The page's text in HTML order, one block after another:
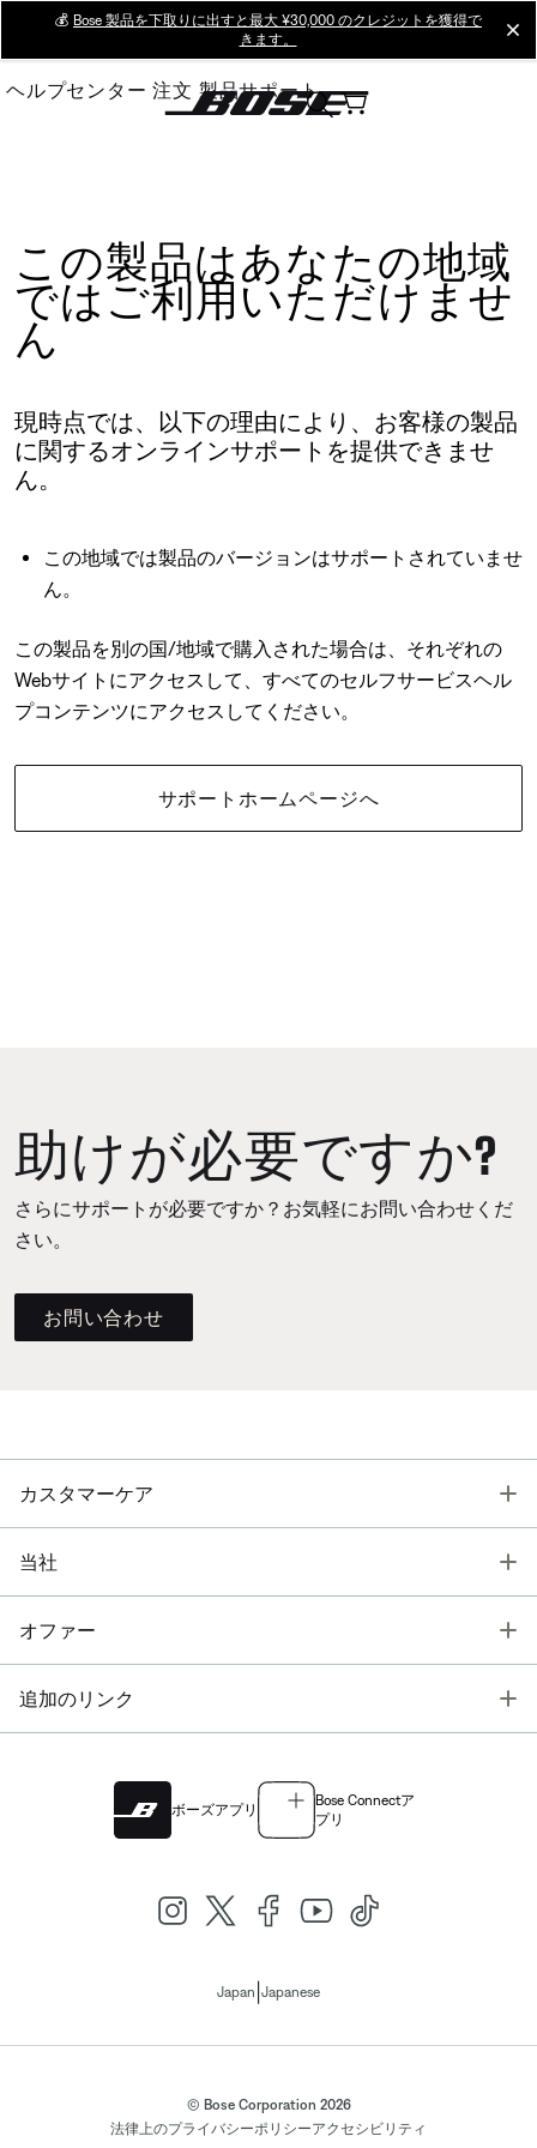
Main
💰 Bose 製品を下取りに出すと最大 ¥30,000 のクレジットを獲得で
きます。
ヘルプセンター 注文 製品サポート
この製品はあなたの地域
ではご利用いただけませ
ん
現時点では、以下の理由により、お客様の製品
に関するオンラインサポートを提供できませ
ん。
この地域では製品のバージョンはサポートされていませ
ん。
この製品を別の国/地域で購入された場合は、それぞれの
Webサイトにアクセスして、すべてのセルフサービスヘル
プコンテンツにアクセスしてください。
サポートホームページへ
助けが必要ですか?
さらにサポートが必要ですか？お気軽にお問い合わせくだ
さい。
お問い合わせ
カスタマーケア
当社
オファー
追加のリンク
ボーズアプリ
Bose Connectア
プリ
Japan Japanese
© Bose Corporation 2026
法律上のプライバシーポリシーアクセシビリティ